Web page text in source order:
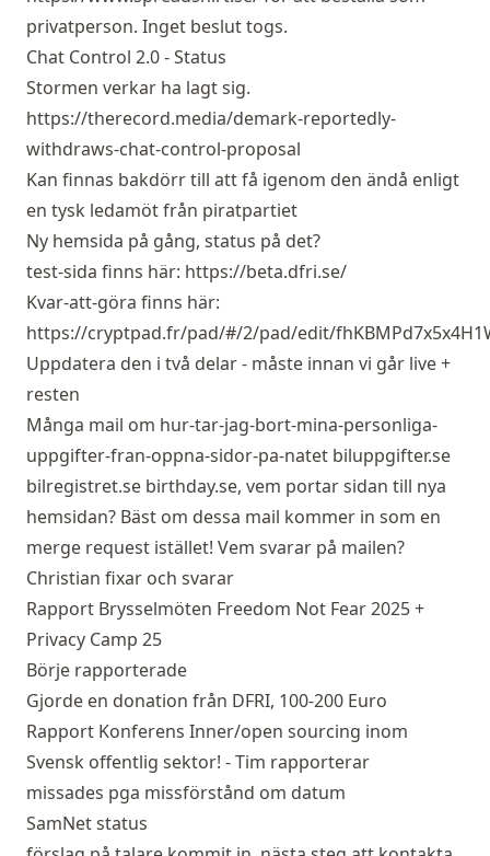
privatperson. Inget beslut togs.
Chat Control 2.0 - Status
Stormen verkar ha lagt sig.
https://therecord.media/demark-reportedly-
withdraws-chat-control-proposal
Kan finnas bakdörr till att få igenom den ändå enligt
en tysk ledamöt från piratpartiet
Ny hemsida på gång, status på det?
test-sida finns här: https://beta.dfri.se/
Kvar-att-göra finns här:
https://cryptpad.fr/pad/#/2/pad/edit/
Uppdatera den i två delar - måste innan vi går live +
resten
Många mail om hur-tar-jag-bort-mina-personliga-
uppgifter-fran-oppna-sidor-pa-natet biluppgifter.se
bilregistret.se birthday.se, vem portar sidan till nya
hemsidan? Bäst om dessa mail kommer in som en
merge request istället! Vem svarar på mailen?
Christian fixar och svarar
Rapport Brysselmöten Freedom Not Fear 2025 +
Privacy Camp 25
Börje rapporterade
Gjorde en donation från DFRI, 100-200 Euro
Rapport Konferens Inner/open sourcing inom
Svensk offentlig sektor! - Tim rapporterar
missades pga missförstånd om datum
SamNet status